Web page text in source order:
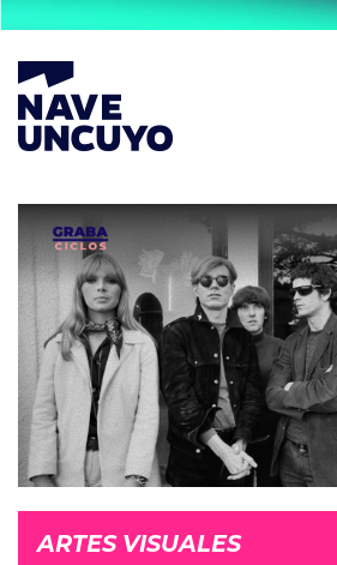
ARTES VISUALES